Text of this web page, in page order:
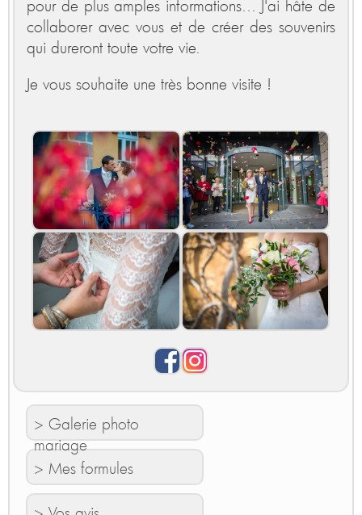
pour de plus amples informations... J'ai hâte de
collaborer avec vous et de créer des souvenirs
qui dureront toute votre vie.
Je vous souhaite une très bonne visite !
> Galerie photo
mariage
> Mes formules